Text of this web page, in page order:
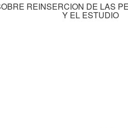
REINSERCION DE LAS
Y EL ESTUDIO